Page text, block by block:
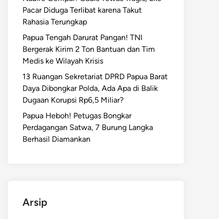
Pacar Diduga Terlibat karena Takut
Rahasia Terungkap
Papua Tengah Darurat Pangan! TNI
Bergerak Kirim 2 Ton Bantuan dan Tim
Medis ke Wilayah Krisis
13 Ruangan Sekretariat DPRD Papua Barat
Daya Dibongkar Polda, Ada Apa di Balik
Dugaan Korupsi Rp6,5 Miliar?
Papua Heboh! Petugas Bongkar
Perdagangan Satwa, 7 Burung Langka
Berhasil Diamankan
Arsip